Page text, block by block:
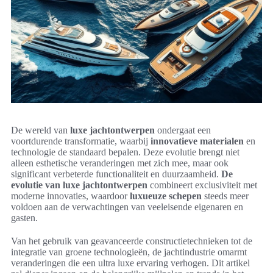
De wereld van luxe jachtontwerpen ondergaat een
voortdurende transformatie, waarbij innovatieve materialen en
technologie de standaard bepalen. Deze evolutie brengt niet
alleen esthetische veranderingen met zich mee, maar ook
significant verbeterde functionaliteit en duurzaamheid. De
evolutie van luxe jachtontwerpen combineert exclusiviteit met
moderne innovaties, waardoorluxueuze schepen steeds meer
voldoen aan de verwachtingen van veeleisende eigenaren en
gasten.
Van het gebruik van geavanceerde constructietechnieken tot de
integratie van groene technologieën, de jachtindustrie omarmt
veranderingen die een ultra luxe ervaring verhogen. Dit artikel